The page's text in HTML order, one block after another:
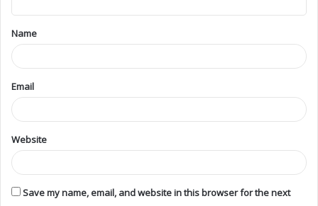
Name
Email
Website
Save my name, email, and website in this browser for the next